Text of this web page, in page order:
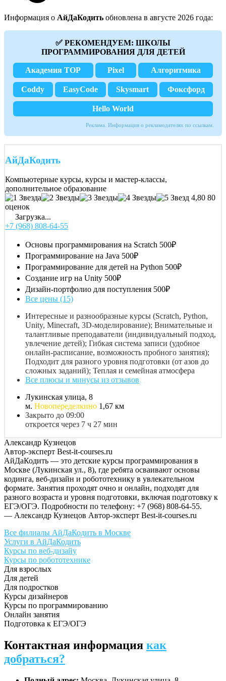
Информация о АйДаКодить обновлена в августе 2026 года:
✅ РЕКОМЕНДУЕМ: ШКОЛЫ
ПРОГРАММИРОВАНИЯ ДЛЯ ДЕТЕЙ
Академия TOP Pixel Алгоритмика
Coddy EasyCode Skysmart Фоксфорд
Hello World
Реклама. Информация о рекламодателях по ссылкам.
АйДаКодить
Компьютерные курсы, курсы и мастер-классы,
дополнительное образование
4,80 80
оценок
Загрузка...
+7 (968) 808-64-55
Основы программирования на Scratch 500₽
Программирование на Java 500₽
Программирование для детей на Python 500₽
Создание игр на Unity 500₽
Дизайн-портфолио для поступления 500₽
Все цены (15)
Интересные и разнообразные курсы (Scratch, Python,
Unity, Minecraft, 3D-моделирование); Внимательные и
талантливые преподаватели (индивидуальный подход,
увлечение детей); Гибкая система записи (удобное
онлайн-расписание, возможность пробного занятия);
Подходит для разного уровня подготовки (от азов до
сложных заданий); Теплая и семейная атмосфера
Все плюсы и минусы из отзывов
Лукинская улица, 8
м. Новопеределкино 1,67 км
Закрыто до 09:00
откроется через 7 ч 27 мин
Александр Кузнецов
Автор-эксперт Best-it-courses.ru
АйДаКодить — это детские курсы программирования в
Москве (Лукинская ул., 8), где ребята осваивают основы
кодинга, веб-дизайн и робототехнику в увлекательном
формате. Занятия проходят очно и онлайн, подходят для
разного возраста и уровня подготовки, включая подготовку к
ЕГЭ/ОГЭ. Подробности по телефону: +7 (968) 808-64-55.
— Александр Кузнецов Автор-эксперт Best-it-courses.ru
Все филиалы АйДаКодить в Москве
Услуги в АйДаКодить
Курсы по веб-дизайу
Курсы по робототехнике
Для взрослых
Для детей
Для подростков
Курсы дизайнеров
Курсы по программированию
Онлайн занятия
Подготовка к ЕГЭ/ОГЭ
Контактная информация как
добраться?